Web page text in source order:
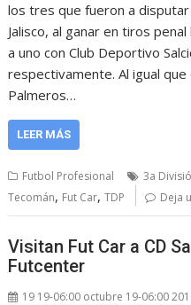
los tres que fueron a disputar
Jalisco, al ganar en tiros
a uno con Club Deportivo
respectivamente. Al igual
Palmeros…
LEER MÁS
Futbol Profesional 3a
Tecomán, Fut Car,TDP Deja
Visitan Fut Car a CD
Futcenter
19 19-06:00 octubre 19-06:00